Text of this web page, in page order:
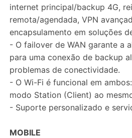
internet principal/backup 4G,
remota/agendada, VPN
encapsulamento em soluções
- O failover de WAN garante a
para uma conexão de backup
problemas de conectividade.
- O Wi-Fi é funcional em
modo Station (Client) ao
- Suporte personalizado e
MOBILE